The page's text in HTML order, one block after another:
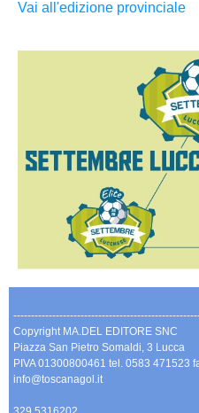
Vai all'edizione provinciale
Copyright MA.DEL EDITORE SNC
Piazza San Pietro Somaldi, 3 Lucca
PIVA 01300800461 tel. 0583 471523
info@toscanagol.it